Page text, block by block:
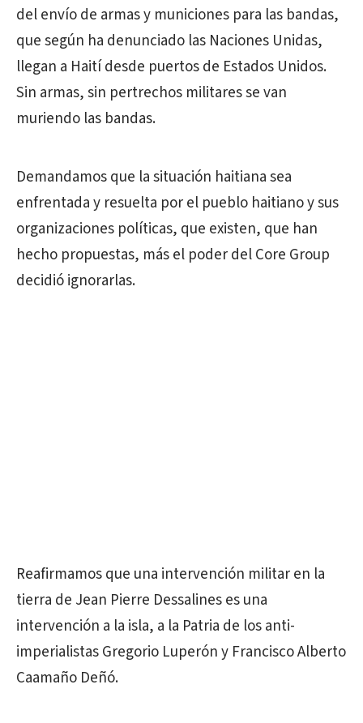
del envío de armas y municiones para las bandas,
que según ha denunciado las Naciones Unidas,
llegan a Haití desde puertos de Estados Unidos.
Sin armas, sin pertrechos militares se van
muriendo las bandas.
Demandamos que la situación haitiana sea
enfrentada y resuelta por el pueblo haitiano y sus
organizaciones políticas, que existen, que han
hecho propuestas, más el poder del Core Group
decidió ignorarlas.
Reafirmamos que una intervención militar en la
tierra de Jean Pierre Dessalines es una
intervención a la isla, a la Patria de los anti-
imperialistas Gregorio Luperón y Francisco Alberto
Caamaño Deñó.